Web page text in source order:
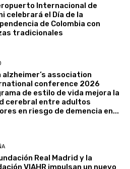
Internacional de
celebrará el Día de la
de Colombia con
tradicionales
alzheimer’s association
conference 2026
de estilo de vida mejora la
cerebral entre adultos
en riesgo de demencia en...
Real Madrid y la
VIAHR impulsan un nuevo